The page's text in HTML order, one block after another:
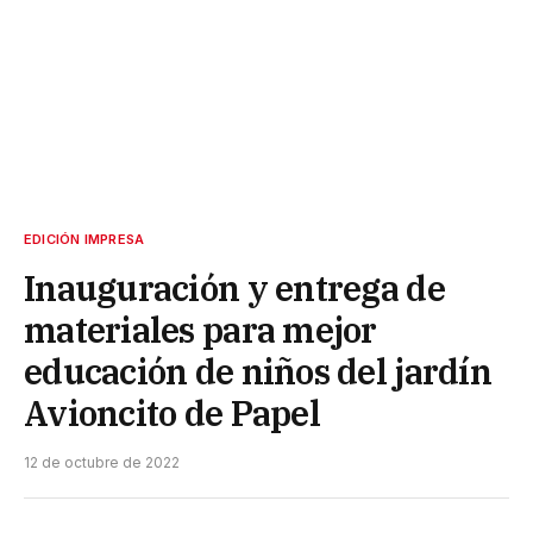
EDICIÓN IMPRESA
Inauguración y entrega de
materiales para mejor
educación de niños del jardín
Avioncito de Papel
12 de octubre de 2022